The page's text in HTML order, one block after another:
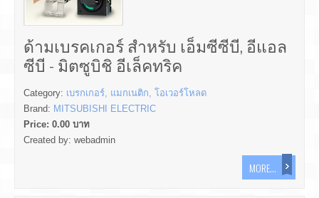
ด้ามเบรคเกอร์ สำหรับ เอ็มซีซีบี, อีแอล
ซีบี - มิตซูบิชิ อีเล็คทริค
Category: เบรกเกอร์, แมกเนติก, โอเวอร์โหลด
Brand: MITSUBISHI ELECTRIC
Price: 0.00 บาท
Created by: webadmin
MORE...